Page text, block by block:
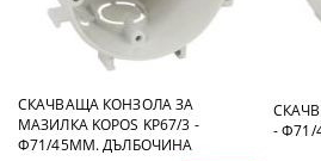
СКАЧВАЩА КОНЗОЛА ЗА
МАЗИЛКА KOPOS KP67/3 -
Ф71/45ММ. ДЪЛБОЧИНА
-